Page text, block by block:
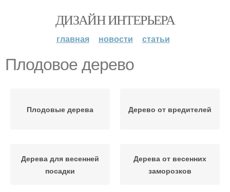
ДИЗАЙН ИНТЕРЬЕРА
главная новости статьи
Плодовое дерево
Плодовые дерева Дерево от вредителей
Дерева для весенней
посадки
Дерева от весенних
заморозков